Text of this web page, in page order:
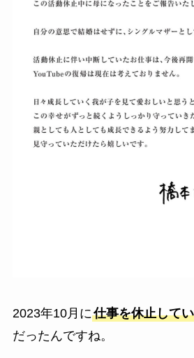
2023年10月に仕事を休止して
だったんですね。